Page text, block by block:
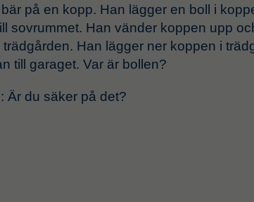
på en kopp. Han lägger en boll i
sovrummet. Han vänder koppen upp
trädgården. Han lägger ner koppen i
till garaget. Var är bollen?
Är du säker på det?